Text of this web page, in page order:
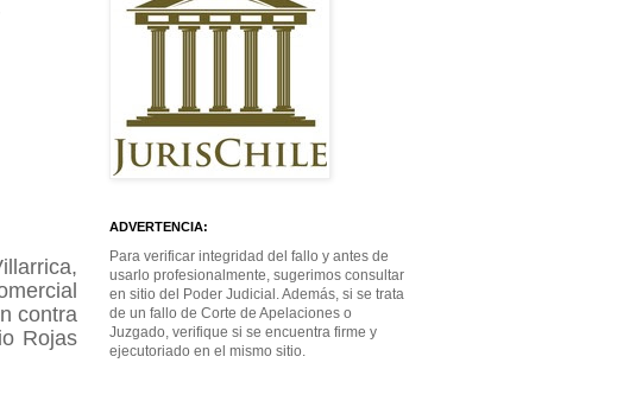
contra
Rojas
ADVERTENCIA:
Para verificar integridad del fallo y antes de
usarlo profesionalmente, sugerimos consultar
en sitio del Poder Judicial. Además, si se trata
de un fallo de Corte de Apelaciones o
Juzgado, verifique si se encuentra firme y
ejecutoriado en el mismo sitio.